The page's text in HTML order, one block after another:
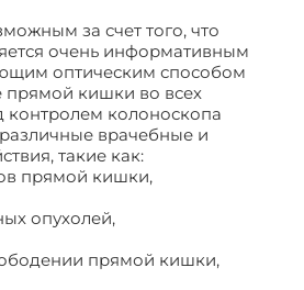
за счет того, что
очень информативным
оптическим способом
прямой кишки во всех
контролем колоноскопа
врачебные и
такие как:
прямой кишки,
опухолей,
прямой кишки,